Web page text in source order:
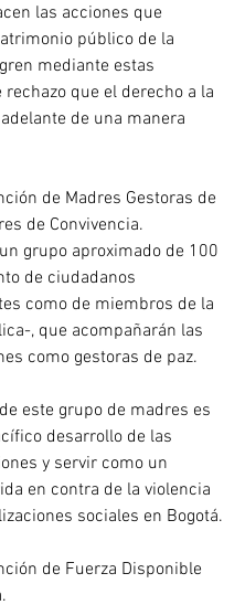
las acciones que
público de la
mediante estas
rechazo que el derecho a la
de una manera
de Madres Gestoras de
de Convivencia.
grupo aproximado de 100
de ciudadanos
como de miembros de la
, que acompañarán las
como gestoras de paz.
este grupo de madres es
desarrollo de las
y servir como un
en contra de la violencia
sociales en Bogotá.
de Fuerza Disponible